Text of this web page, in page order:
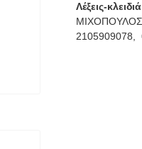
Λέξεις-κλειδιά
2105909078,